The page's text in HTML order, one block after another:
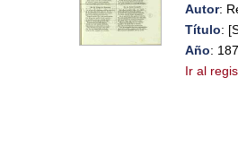
Autor:
Título:
Año:
Ir al